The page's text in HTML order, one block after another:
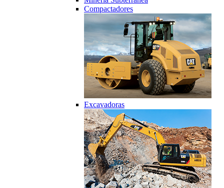
Compactadores
Excavadoras